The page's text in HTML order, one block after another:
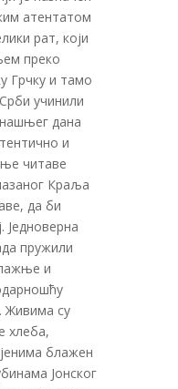
атентатом
рат, који
преко
Грчку и тамо
учинили
дана
и
читаве
Краља
да би
Једноверна
пружили
и
Живима су
хлеба,
блажен
Јонског